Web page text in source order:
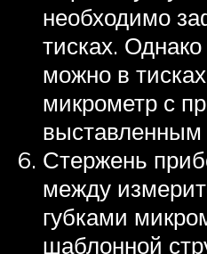
необходимо
тисках.
можно в
микрометр с
выставленным
Стержень
между
губками
шаблонной